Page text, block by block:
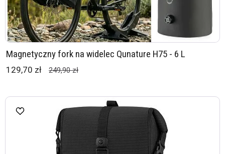
Magnetyczny fork na widelec Qunature H75 - 6 L
129,70 zł 249,90 zł